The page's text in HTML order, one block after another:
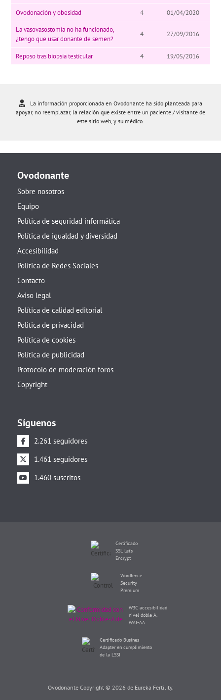
Ovodonación y obesidad 4
01/04/2020
La vasovasostomía no ha funcionado,
¿tengo que usar donante de semen?
4 27/09/2016
Reposo tras biopsia testicular 4 19/05/2016
La información proporcionada en Ovodonante ha sido planteada para
apoyar, no reemplazar, la relación que existe entre un paciente / visitante de
este sitio web, y su médico.
Ovodonante
Sobre nosotros
Equipo
Política de seguridad informática
Política de igualdad y diversidad
Accesibilidad
Política de Redes Sociales
Contacto
Aviso legal
Política de calidad editorial
Politica de privacidad
Política de cookies
Política de publicidad
Protocolo de moderación foros
Copyright
Síguenos
2.261 seguidores
1.461 seguidores
1.460 suscritos
Certificado
SSL Let's
Encrypt
Wordfence
Security
Premium
W3C accesibilidad
nivel doble A,
WAI-AA
Certificado Busines
Adapter en cumplimiento
de la LSSI
Ovodonante Copyright © 2026 de Eureka Fertility.